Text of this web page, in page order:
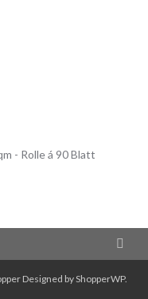
- Rolle á 90 Blatt
Designed byShopperWP.